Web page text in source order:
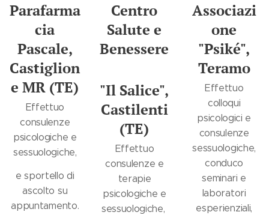
Parafarma
cia
Pascale,
Castiglion
e MR (TE)
Effettuo
consulenze
psicologiche e
sessuologiche,
e sportello di
ascolto su
appuntamento.
Centro
Salute e
Benessere
"Il Salice",
Castilenti
(TE)
Effettuo
consulenze e
terapie
psicologiche e
sessuologiche,
Associazi
one
"Psiké",
Teramo
Effettuo
colloqui
psicologici e
consulenze
sessuologiche,
conduco
seminari e
laboratori
esperienziali,